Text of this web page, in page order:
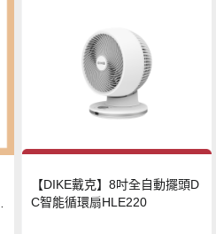
【DIKE戴克】8吋全自動擺頭D
C智能循環扇HLE220